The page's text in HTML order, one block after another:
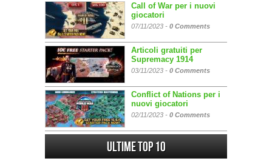
Call of War per i nuovi
giocatori
07/11/2023 - 0 Comments
Articoli gratuiti per
Supremacy 1914
03/11/2023 - 0 Comments
Conflict of Nations per i
nuovi giocatori
02/11/2023 - 0 Comments
Ultime Top 10